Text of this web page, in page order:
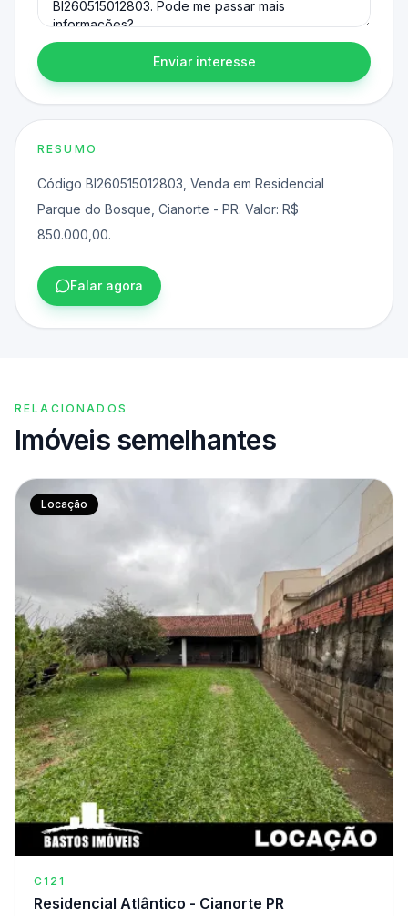
Enviar interesse
RESUMO
Código BI260515012803, Venda em Residencial
Parque do Bosque, Cianorte - PR. Valor: R$
850.000,00.
Falar agora
RELACIONADOS
Imóveis semelhantes
Locação
C121
Residencial Atlântico - Cianorte PR